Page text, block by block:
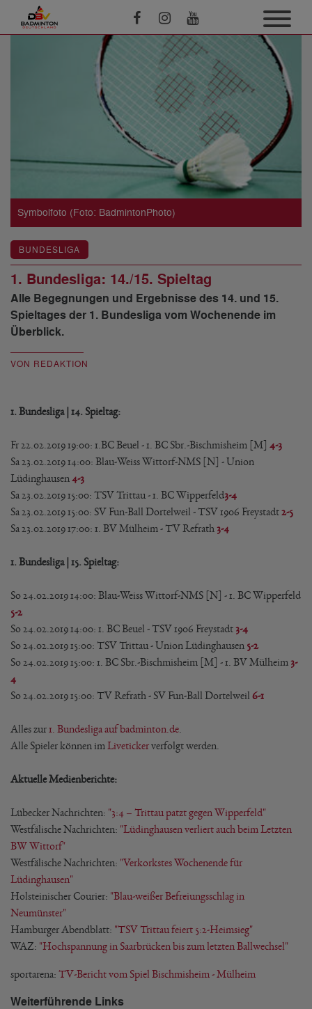
Symbolfoto (Foto: BadmintonPhoto)
BUNDESLIGA
1. Bundesliga: 14./15. Spieltag
Alle Begegnungen und Ergebnisse des 14. und 15.
Spieltages der 1. Bundesliga vom Wochenende im
Überblick.
VON REDAKTION
1. Bundesliga | 14. Spieltag:
Fr 22.02.2019 19:00: 1.BC Beuel - 1. BC Sbr.-Bischmisheim [M] 4-3
Sa 23.02.2019 14:00: Blau-Weiss Wittorf-NMS [N] - Union
Lüdinghausen 4-3
Sa 23.02.2019 15:00: TSV Trittau - 1. BC Wipperfeld3-4
Sa 23.02.2019 15:00: SV Fun-Ball Dortelweil - TSV 1906 Freystadt2-5
Sa 23.02.2019 17:00: 1. BV Mülheim - TV Refrath 3-4
1. Bundesliga | 15. Spieltag:
So 24.02.2019 14:00: Blau-Weiss Wittorf-NMS [N] - 1. BC Wipperfeld
5-2
So 24.02.2019 14:00: 1. BC Beuel - TSV 1906 Freystadt3-4
So 24.02.2019 15:00: TSV Trittau - Union Lüdinghausen 5-2
So 24.02.2019 15:00: 1. BC Sbr.-Bischmisheim [M] - 1. BV Mülheim 3-
4
So 24.02.2019 15:00: TV Refrath - SV Fun-Ball Dortelweil 6-1
Alles zur1. Bundesliga auf badminton.de
Alle Spieler können im Livetickerverfolgt werden.
Aktuelle Medienberichte:
Lübecker Nachrichten: "3:4 – Trittau patzt gegen Wipperfeld"
Westfälische Nachrichten: "Lüdinghausen verliert auch beim Letzten
BW Wittorf"
Westfälische Nachrichten: "Verkorkstes Wochenende für
Lüdinghausen"
Holsteinischer Courier: "Blau-weißer Befreiungsschlag in
Neumünster"
Hamburger Abendblatt: "TSV Trittau feiert 5:2-Heimsieg"
WAZ: "Hochspannung in Saarbrücken bis zum letzten Ballwechsel"
sportarena: TV-Bericht vom Spiel Bischmisheim - Mülheim
Weiterführende Links